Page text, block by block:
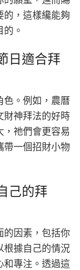
的，這樣纔能夠
。
日適合拜
色。例如，農曆
財神拜法的好時
，祂們會更容易
帶一個招財小物
己的拜
的因素，包括你
根據自己的情況
和專注。透過這